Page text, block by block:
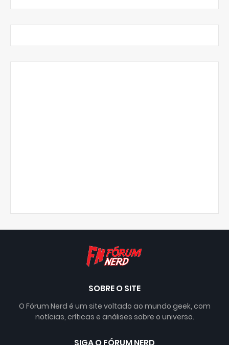
SOBRE O SITE
O Fórum Nerd é um site voltado ao mundo geek, com
notícias, críticas e análises sobre o universo.